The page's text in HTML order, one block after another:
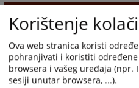
Korištenje
Ova web stranica koristi
pohranjivati i koristiti
browsera i vašeg uređaja (npr.
sesiji unutar browsera, ...).